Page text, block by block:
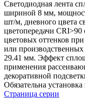
Светодиодная лента
шириной 8 мм,
шт/м, дневного цвета
цветопередачи CRI>90
цветовых оттенков
или
29.41 мм. Эффект
применения
декоративной
Обязательна
Страница серии